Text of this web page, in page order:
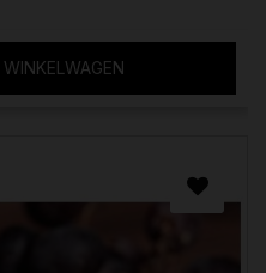
WINKELWAGEN